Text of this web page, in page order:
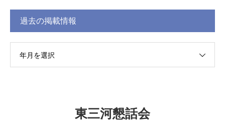
過去の掲載情報
年月を選択
東三河懇話会